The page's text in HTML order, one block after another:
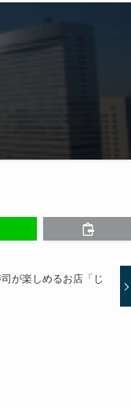
が楽しめるお店「じ